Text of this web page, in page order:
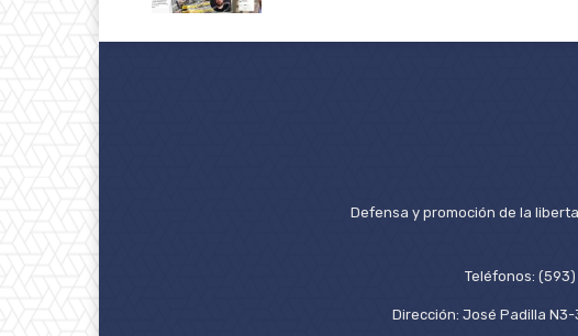
Defensa y promoción de la
Teléfonos:
Dirección: José Padilla